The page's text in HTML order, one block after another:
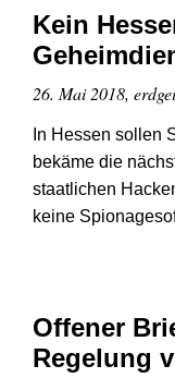
Kein
26. Mai 2018,
In Hessen sollen
bekäme die
staatlichen
keine
Offener
Regelung